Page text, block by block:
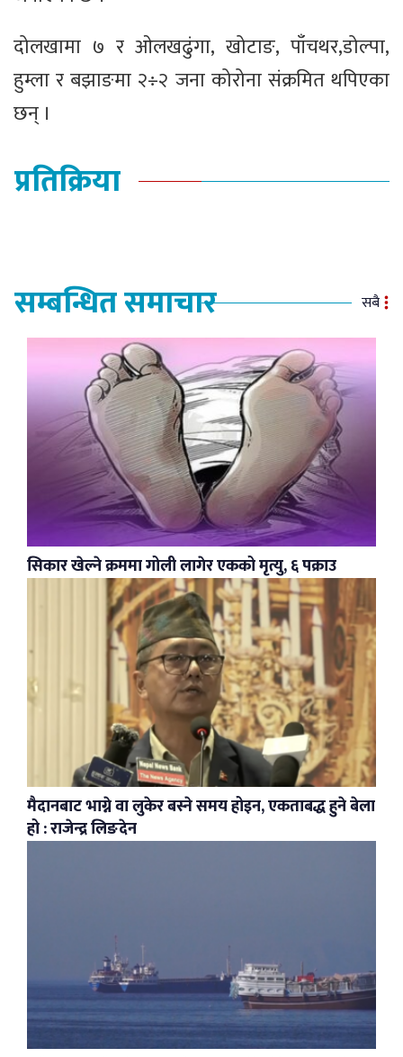
दोलखामा ७ र ओलखढुंगा, खोटाङ, पाँचथर,डोल्पा,
हुम्ला र बझाङमा २÷२ जना कोरोना संक्रमित थपिएका
छन् ।
प्रतिक्रिया
सम्बन्धित समाचार सबै
सिकार खेल्ने क्रममा गोली लागेर एकको मृत्यु, ६ पक्राउ
मैदानबाट भाग्ने वा लुकेर बस्ने समय होइन, एकताबद्ध हुने बेला
हो : राजेन्द्र लिङदेन